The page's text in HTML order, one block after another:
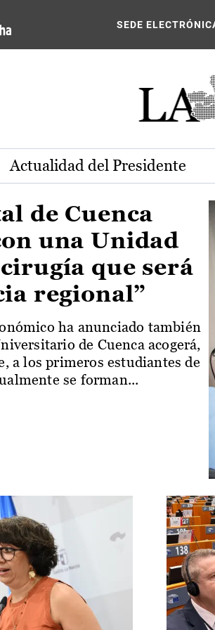
de Castilla-
SEDE
Actualidad del Presidente
de Cuenca
una Unidad
que será
regional”
ha anunciado también
de Cuenca acogerá,
a los primeros estudiantes de
se forman...